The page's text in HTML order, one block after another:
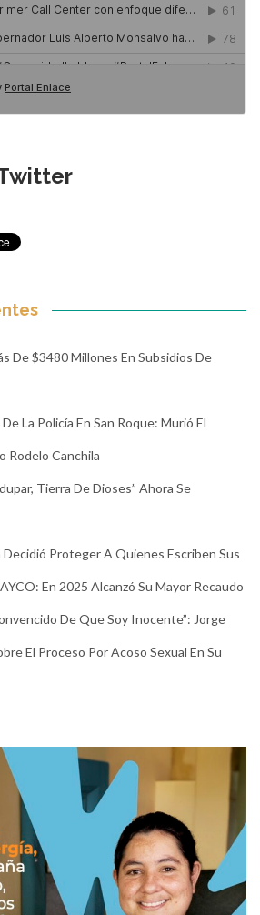
De $3480 Millones En Subsidios De
La Policía En San Roque: Murió El
Rodelo Canchila
Tierra De Dioses” Ahora Se
Proteger A Quienes Escriben Sus
En 2025 Alcanzó Su Mayor Recaudo
De Que Soy Inocente”: Jorge
El Proceso Por Acoso Sexual En Su